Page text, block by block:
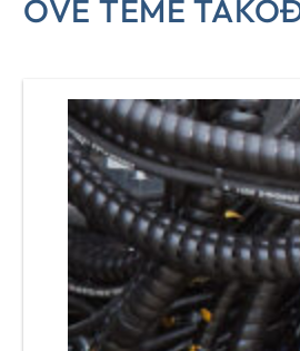
OVE TEME